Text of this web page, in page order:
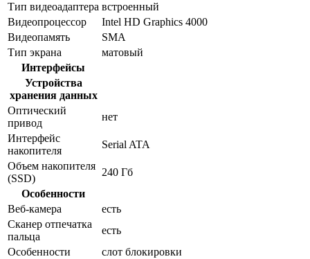
Тип видеоадаптера встроенный
Видеопроцессор
Intel HD Graphics 4000
Видеопамять
SMA
Тип экрана
матовый
Интерфейсы
Устройства
хранения данных
Оптический
привод
нет
Интерфейс
накопителя
Serial ATA
Объем накопителя
(SSD)
240 Гб
Особенности
Веб-камера
есть
Сканер отпечатка
пальца
есть
Особенности
слот блокировки